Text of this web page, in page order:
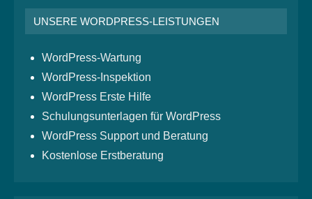
UNSERE WORDPRESS-LEISTUNGEN
WordPress-Wartung
WordPress-Inspektion
WordPress Erste Hilfe
Schulungsunterlagen für WordPress
WordPress Support und Beratung
Kostenlose Erstberatung